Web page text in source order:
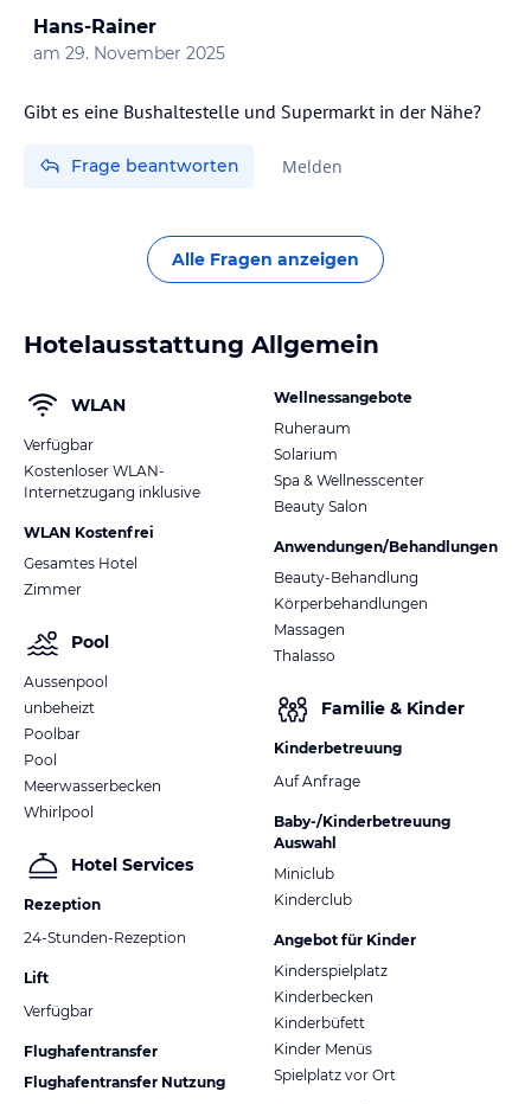
Hans-Rainer
am 29. November 2025
Gibt es eine Bushaltestelle und Supermarkt in der Nähe?
Frage beantworten Melden
Alle Fragen anzeigen
Hotelausstattung Allgemein
WLAN
Verfügbar
Kostenloser WLAN-
Internetzugang inklusive
WLAN Kostenfrei
Gesamtes Hotel
Zimmer
Pool
Aussenpool
unbeheizt
Poolbar
Pool
Meerwasserbecken
Whirlpool
Hotel Services
Rezeption
24-Stunden-Rezeption
Lift
Verfügbar
Flughafentransfer
Flughafentransfer Nutzung
Wellnessangebote
Ruheraum
Solarium
Spa & Wellnesscenter
Beauty Salon
Anwendungen/Behandlungen
Beauty-Behandlung
Körperbehandlungen
Massagen
Thalasso
Familie & Kinder
Kinderbetreuung
Auf Anfrage
Baby-/Kinderbetreuung
Auswahl
Miniclub
Kinderclub
Angebot für Kinder
Kinderspielplatz
Kinderbecken
Kinderbüfett
Kinder Menüs
Spielplatz vor Ort